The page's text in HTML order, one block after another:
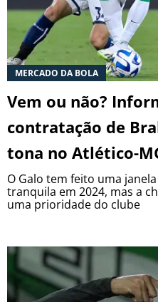
MERCADO DA BOLA
Vem ou não?
contratação de
tona no Atlético-
O Galo tem feito uma
tranquila em 2024, mas a
uma prioridade do clube